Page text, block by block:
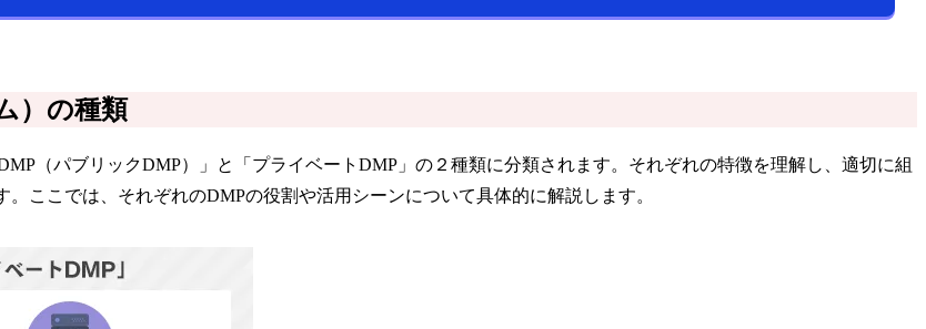
）の種類
（パブリックDMP）」と「プライベートDMP」の２種類に分類されます。それぞれの特徴を理解し、適切に組
ここでは、それぞれのDMPの役割や活用シーンについて具体的に解説します。